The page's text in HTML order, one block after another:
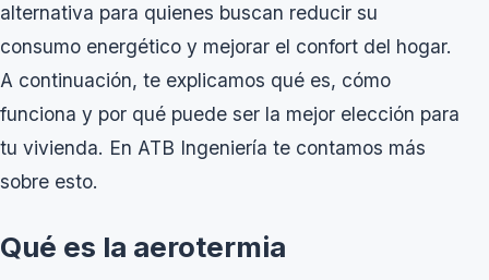
alternativa para quienes buscan reducir su
consumo energético y mejorar el confort del hogar.
A continuación, te explicamos qué es, cómo
funciona y por qué puede ser la mejor elección para
tu vivienda. En ATB Ingeniería te contamos más
sobre esto.
Qué es la aerotermia